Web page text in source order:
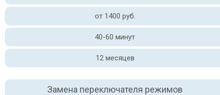
от 1400 руб.
40-60 минут
12 месяцев
Замена переключателя режимов